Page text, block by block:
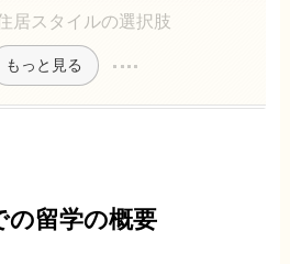
居スタイルの選択肢
もっと見る
の留学の概要